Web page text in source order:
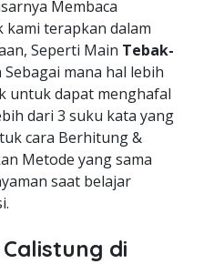
Membaca
terapkan dalam
Seperti Main Tebak-
Sebagai mana hal lebih
untuk dapat menghafal
dari 3 suku kata yang
cara Berhitung &
Metode yang sama
saat belajar
di